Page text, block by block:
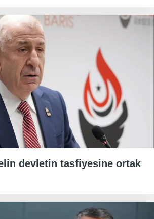
devletin tasfiyesine ortak